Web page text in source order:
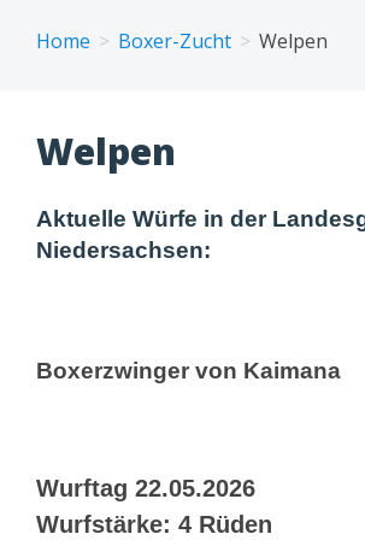
content
Home Boxer-Zucht Welpen
Welpen
Aktuelle Würfe in der
Niedersachsen:
Boxerzwinger von Kaimana
Wurftag 22.05.2026
Wurfstärke: 4 Rüden